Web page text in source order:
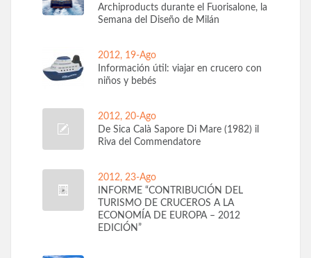
Archiproducts durante el Fuorisalone, la
Semana del Diseño de Milán
2012, 19-Ago
Información útil: viajar en crucero con
niños y bebés
2012, 20-Ago
De Sica Calà Sapore Di Mare (1982) il
Riva del Commendatore
2012, 23-Ago
INFORME “CONTRIBUCIÓN DEL
TURISMO DE CRUCEROS A LA
ECONOMÍA DE EUROPA – 2012
EDICIÓN”